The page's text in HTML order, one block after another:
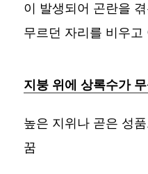
이 발생되어 곤란을
무르던 자리를 비우고
지붕 위에 상록수가
높은 지위나 곧은 성
꿈